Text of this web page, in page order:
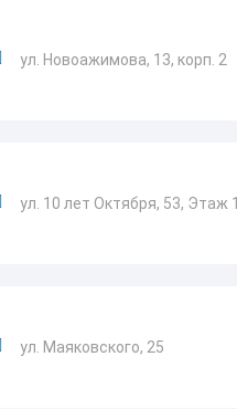
ул. Новоажимова, 13, корп. 2
ул. 10 лет Октября, 53, Этаж 1
ул. Маяковского, 25